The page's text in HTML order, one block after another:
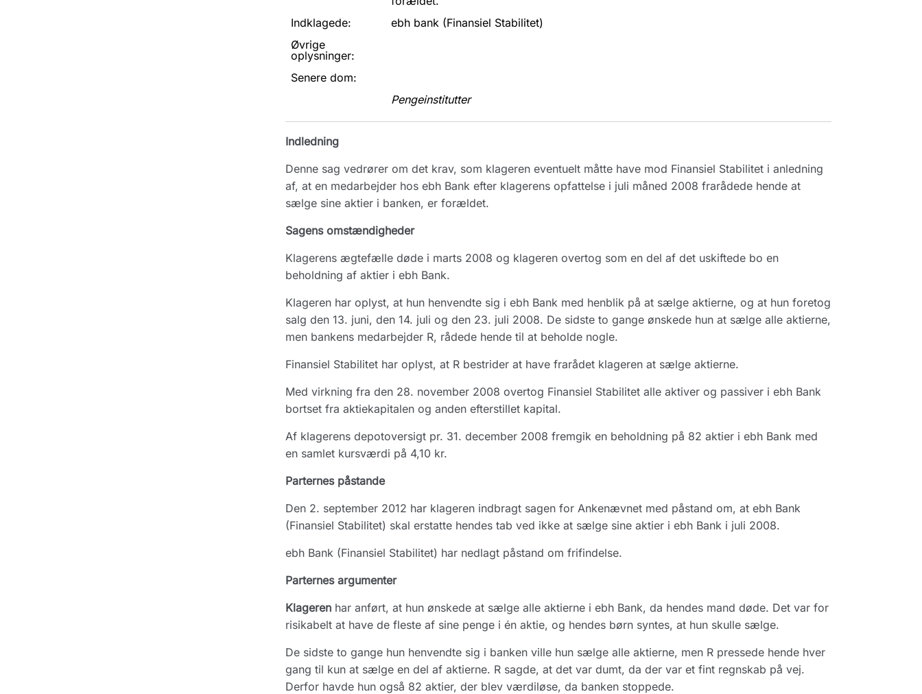
Indklagede:
ebh bank (Finansiel Stabilitet)
Øvrige
oplysninger:
Senere dom:
Pengeinstitutter
Indledning
Denne sag vedrører om det krav, som klageren eventuelt måtte have mod Finansiel Stabilitet i anledning
af, at en medarbejder hos ebh Bank efter klagerens opfattelse i juli måned 2008 frarådede hende at
sælge sine aktier i banken, er forældet.
Sagens omstændigheder
Klagerens ægtefælle døde i marts 2008 og klageren overtog som en del af det uskiftede bo en
beholdning af aktier i ebh Bank.
Klageren har oplyst, at hun henvendte sig i ebh Bank med henblik på at sælge aktierne, og at hun foretog
salg den 13. juni, den 14. juli og den 23. juli 2008. De sidste to gange ønskede hun at sælge alle aktierne,
men bankens medarbejder R, rådede hende til at beholde nogle.
Finansiel Stabilitet har oplyst, at R bestrider at have frarådet klageren at sælge aktierne.
Med virkning fra den 28. november 2008 overtog Finansiel Stabilitet alle aktiver og passiver i ebh Bank
bortset fra aktiekapitalen og anden efterstillet kapital.
Af klagerens depotoversigt pr. 31. december 2008 fremgik en beholdning på 82 aktier i ebh Bank med
en samlet kursværdi på 4,10 kr.
Parternes påstande
Den 2. september 2012 har klageren indbragt sagen for Ankenævnet med påstand om, at ebh Bank
(Finansiel Stabilitet) skal erstatte hendes tab ved ikke at sælge sine aktier i ebh Bank i juli 2008.
ebh Bank (Finansiel Stabilitet) har nedlagt påstand om frifindelse.
Parternes argumenter
Klagerenhar anført, at hun ønskede at sælge alle aktierne i ebh Bank, da hendes mand døde. Det var for
risikabelt at have de fleste af sine penge i én aktie, og hendes børn syntes, at hun skulle sælge.
De sidste to gange hun henvendte sig i banken ville hun sælge alle aktierne, men R pressede hende hver
gang til kun at sælge en del af aktierne. R sagde, at det var dumt, da der var et fint regnskab på vej.
Derfor havde hun også 82 aktier, der blev værdiløse, da banken stoppede.